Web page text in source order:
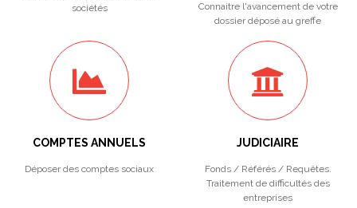
sociétés
Connaitre l'avancement de votre
dossier déposé au greffe
COMPTES ANNUELS
Déposer des comptes sociaux
JUDICIAIRE
Fonds / Référés / Requêtes.
Traitement de difficultés des
entreprises